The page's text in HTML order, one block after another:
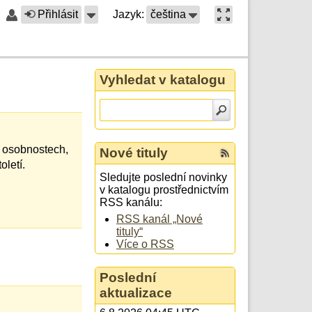
Přihlásit Jazyk: čeština
Vyhledat v katalogu
Nové tituly
Sledujte poslední novinky
v katalogu prostřednictvím
RSS kanálu:
RSS kanál „Nové
tituly“
Více o RSS
Poslední
aktualizace